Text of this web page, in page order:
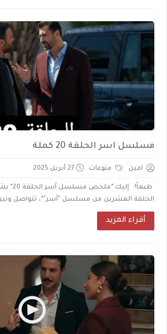
مسلسل اسر الحلقة 20 كملة
امين منوعات 27 أبريل 2025
طبعاً!
الحلقة العشرين من مسلسل "آسر"*، تتواصل
أقراء المزيد